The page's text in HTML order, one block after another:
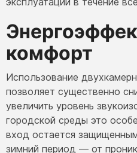
комфорт
Использование
позволяет существенно
увеличить уровень
городской среды это
вход остается
зимний период — от